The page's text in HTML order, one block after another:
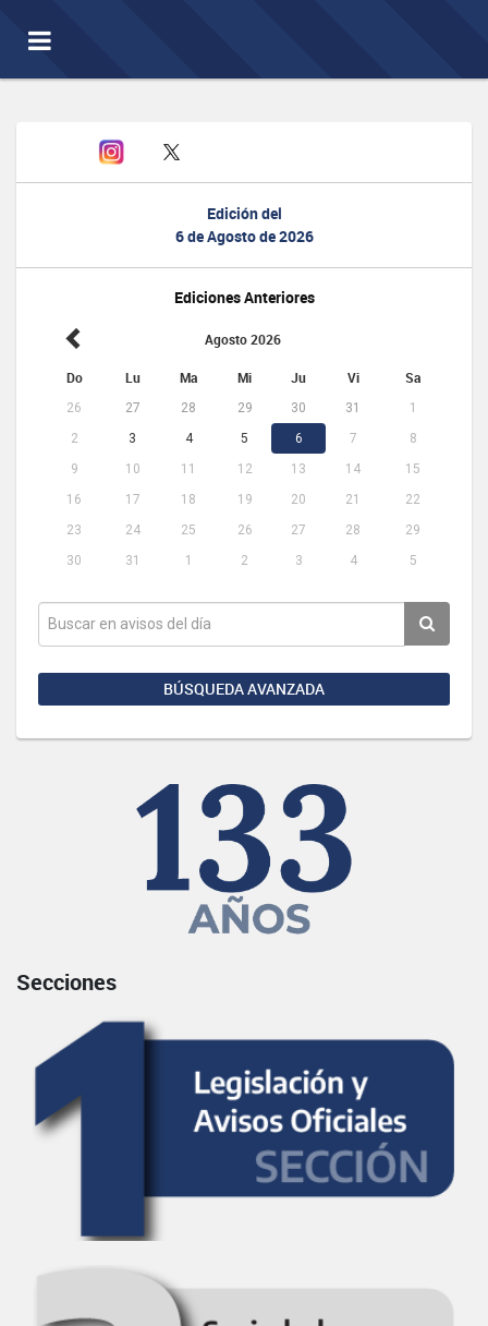
Toggle
navigation
Edición del
6 de Agosto de 2026
Ediciones Anteriores
Agosto 2026
Do Lu Ma Mi Ju Vi Sa
26 27 28 29 30 31
1
2
3 4 5 6 7
8
9
10 11 12 13 14
15
16
17 18 19 20 21
22
23
24 25 26 27 28
29
30
31 1 2 3 4 5
BÚSQUEDA AVANZADA
Secciones